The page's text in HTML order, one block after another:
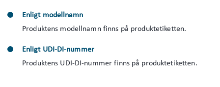
Enligt modellnamn
Produktens modellnamn finns på produktetiketten.
Enligt UDI-DI-nummer
Produktens UDI-DI-nummer finns på produktetiketten.